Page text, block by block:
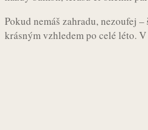
Pokud nemáš zahradu, nezoufej –
krásným vzhledem po celé léto.